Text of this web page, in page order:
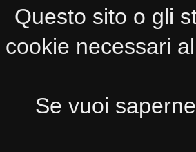
Questo sito o gli
cookie necessari
Se vuoi